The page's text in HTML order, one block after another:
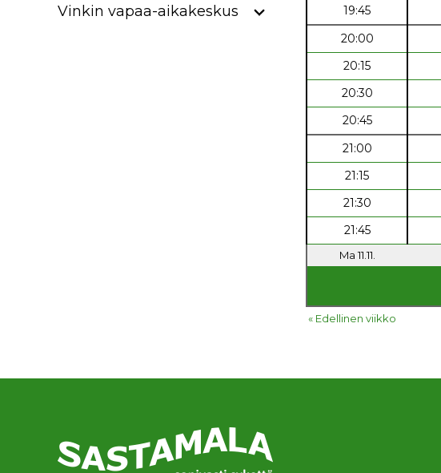
Vinkin vapaa-aikakeskus
19:45
20:00
20:15
20:30
20:45
21:00
21:15
21:30
21:45
Ma 11.11.
« Edellinen viikko